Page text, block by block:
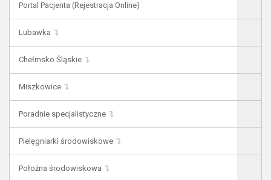
Portal Pacjenta (Rejestracja Online)
Lubawka
Chełmsko Śląskie
Miszkowice
Poradnie specjalistyczne
Pielęgniarki środowiskowe
Położna środowiskowa